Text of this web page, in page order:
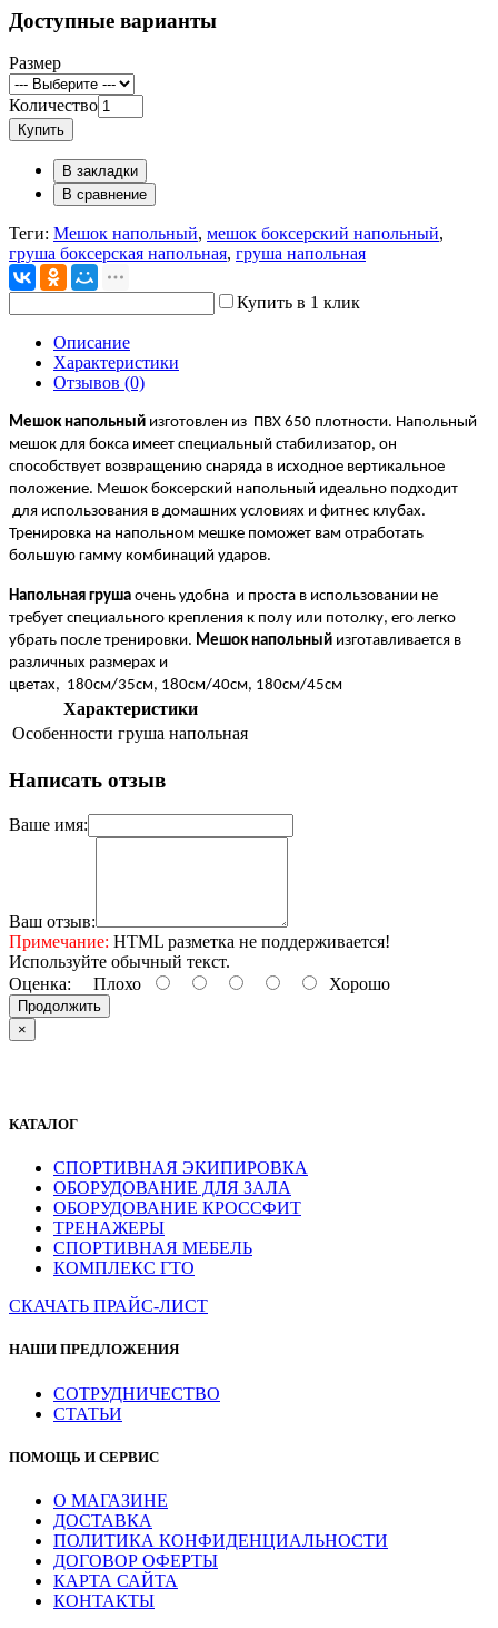
Доступные варианты
Размер
Количество
Купить
В закладки
В сравнение
Теги: Мешок напольный, мешок боксерский напольный,
груша боксерская напольная, груша напольная
Купить в 1 клик
Описание
Характеристики
Отзывов (0)
Мешок напольный изготовлен из ПВХ 650 плотности. Напольный
мешок для бокса имеет специальный стабилизатор, он
способствует возвращению снаряда в исходное вертикальное
положение. Мешок боксерский напольный идеально подходит
для использования в домашних условиях и фитнес клубах.
Тренировка на напольном мешке поможет вам отработать
большую гамму комбинаций ударов.
Напольная груша очень удобна и проста в использовании не
требует специального крепления к полу или потолку, его легко
убрать после тренировки. Мешок напольный изготавливается в
различных размерах и
цветах, 180см/35см, 180см/40см, 180см/45см
Характеристики
Особенности груша напольная
Написать отзыв
Ваше имя:
Ваш отзыв:
Примечание: HTML разметка не поддерживается!
Используйте обычный текст.
Оценка: Плохо Хорошо
Продолжить
×
КАТАЛОГ
СПОРТИВНАЯ ЭКИПИРОВКА
ОБОРУДОВАНИЕ ДЛЯ ЗАЛА
ОБОРУДОВАНИЕ КРОССФИТ
ТРЕНАЖЕРЫ
СПОРТИВНАЯ МЕБЕЛЬ
КОМПЛЕКС ГТО
СКАЧАТЬ ПРАЙС-ЛИСТ
НАШИ ПРЕДЛОЖЕНИЯ
СОТРУДНИЧЕСТВО
СТАТЬИ
ПОМОЩЬ И СЕРВИС
О МАГАЗИНЕ
ДОСТАВКА
ПОЛИТИКА КОНФИДЕНЦИАЛЬНОСТИ
ДОГОВОР ОФЕРТЫ
КАРТА САЙТА
КОНТАКТЫ